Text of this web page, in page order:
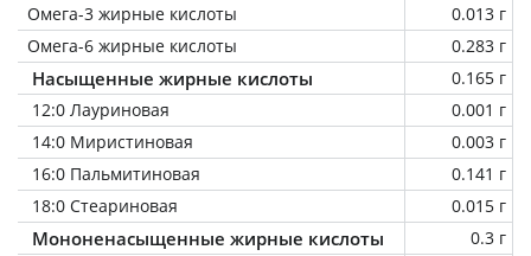
Омега-3 жирные кислоты
0.013 г
Омега-6 жирные кислоты
0.283 г
Насыщенные жирные кислоты
0.165 г
12:0 Лауриновая
0.001 г
14:0 Миристиновая
0.003 г
16:0 Пальмитиновая
0.141 г
18:0 Стеариновая
0.015 г
Мононенасыщенные жирные кислоты
0.3 г